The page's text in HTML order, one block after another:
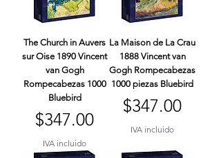
The Church in Auvers
sur Oise 1890 Vincent
van Gogh
Rompecabezas 1000
Bluebird
Precio
$347.00
IVA incluido
La Maison de La Crau
1888 Vincent van
Gogh Rompecabezas
1000 piezas Bluebird
Precio
$347.00
IVA incluido